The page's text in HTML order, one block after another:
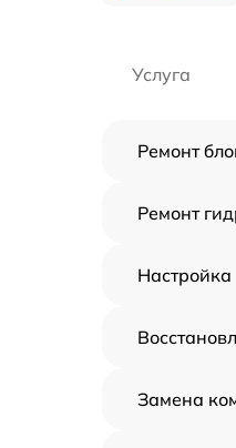
Услуга
Ремонт
Ремонт
Настройка
Замена